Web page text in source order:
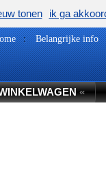
Belangrijke info
«
tonen ik ga